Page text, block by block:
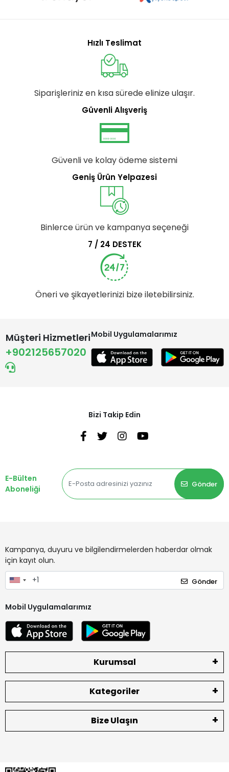
Hızlı Teslimat
Siparişleriniz en kısa sürede elinize ulaşır.
Güvenli Alışveriş
Güvenli ve kolay ödeme sistemi
Geniş Ürün Yelpazesi
Binlerce ürün ve kampanya seçeneği
7 / 24 DESTEK
Öneri ve şikayetlerinizi bize iletebilirsiniz.
Müşteri Hizmetleri
+902125657020
Mobil Uygulamalarımız
Bizi Takip Edin
E-Bülten
Aboneliği
Gönder
Kampanya, duyuru ve bilgilendirmelerden haberdar olmak
için kayıt olun.
Gönder
Mobil Uygulamalarımız
Kurumsal
Kategoriler
Bize Ulaşın